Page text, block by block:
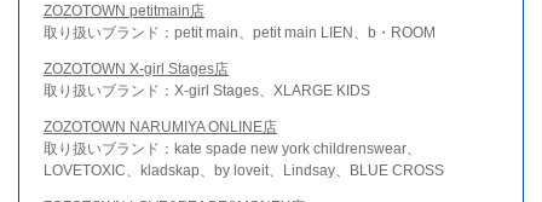
ZOZOTOWN petitmain店
取り扱いブランド：petit main、petit main LIEN、b・ROOM
ZOZOTOWN X-girl Stages店
取り扱いブランド：X-girl Stages、XLARGE KIDS
ZOZOTOWN NARUMIYA ONLINE店
取り扱いブランド：kate spade new york childrenswear、
LOVETOXIC、kladskap、by loveit、Lindsay、BLUE CROSS